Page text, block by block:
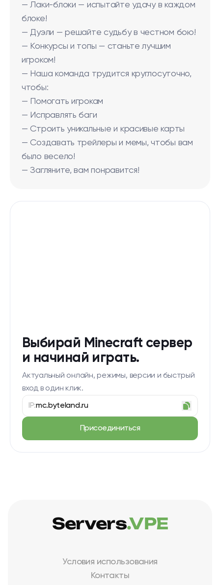
— Лаки-блоки — испытайте удачу в каждом
блоке!
— Дуэли — решайте судьбу в честном бою!
— Конкурсы и топы — станьте лучшим
игроком!
— Наша команда трудится круглосуточно,
чтобы:
— Помогать игрокам
— Исправлять баги
— Строить уникальные и красивые карты
— Создавать трейлеры и мемы, чтобы вам
было весело!
— Загляните, вам понравится!
Выбирай Minecraft сервер
и начинай играть.
Актуальный онлайн, режимы, версии и быстрый
вход в один клик.
IP:mc.byteland.ru
Присоединиться
Условия использования
Контакты
Servers.VPE